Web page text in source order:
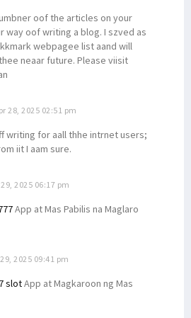
oof the articles on your
way oof writing a blog. I szved as
webpagee list aand will
neaar future. Please viisit
28, 2025 02:51 pm
writing for aall thhe intrnet users;
iit I aam sure.
2025 06:17 pm
App at Mas Pabilis na Maglaro
2025 09:41 pm
slotApp at Magkaroon ng Mas